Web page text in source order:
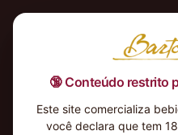
🔞 Conteúdo restrito
Este site comercializa
você declara que tem